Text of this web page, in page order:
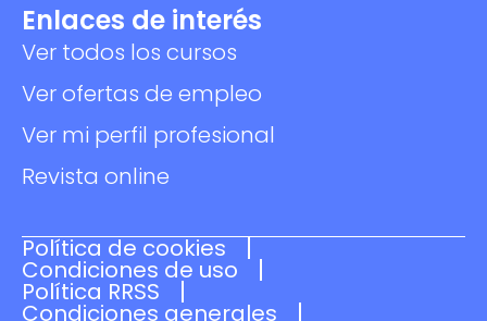
Enlaces de interés
Ver todos los cursos
Ver ofertas de empleo
Ver mi perfil profesional
Revista online
Política de cookies
Condiciones de uso
Política RRSS
Condiciones generales